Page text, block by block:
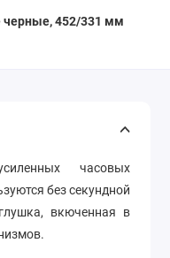
черные, 452/331 мм
часовых
без секундной
вкюченная в